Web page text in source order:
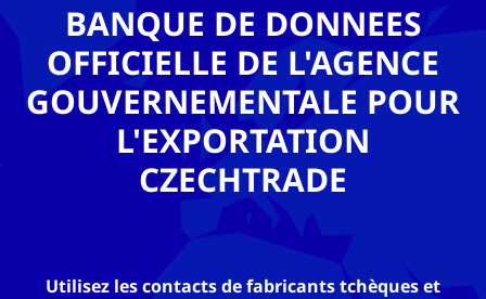
BANQUE DE DONNEES
OFFICIELLE DE L'AGENCE
GOUVERNEMENTALE POUR
L'EXPORTATION
CZECHTRADE
Utilisez les contacts de fabricants tchèques et